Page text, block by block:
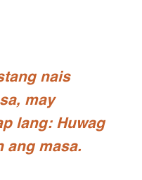
nais
may
lang: Huwag
ang masa.